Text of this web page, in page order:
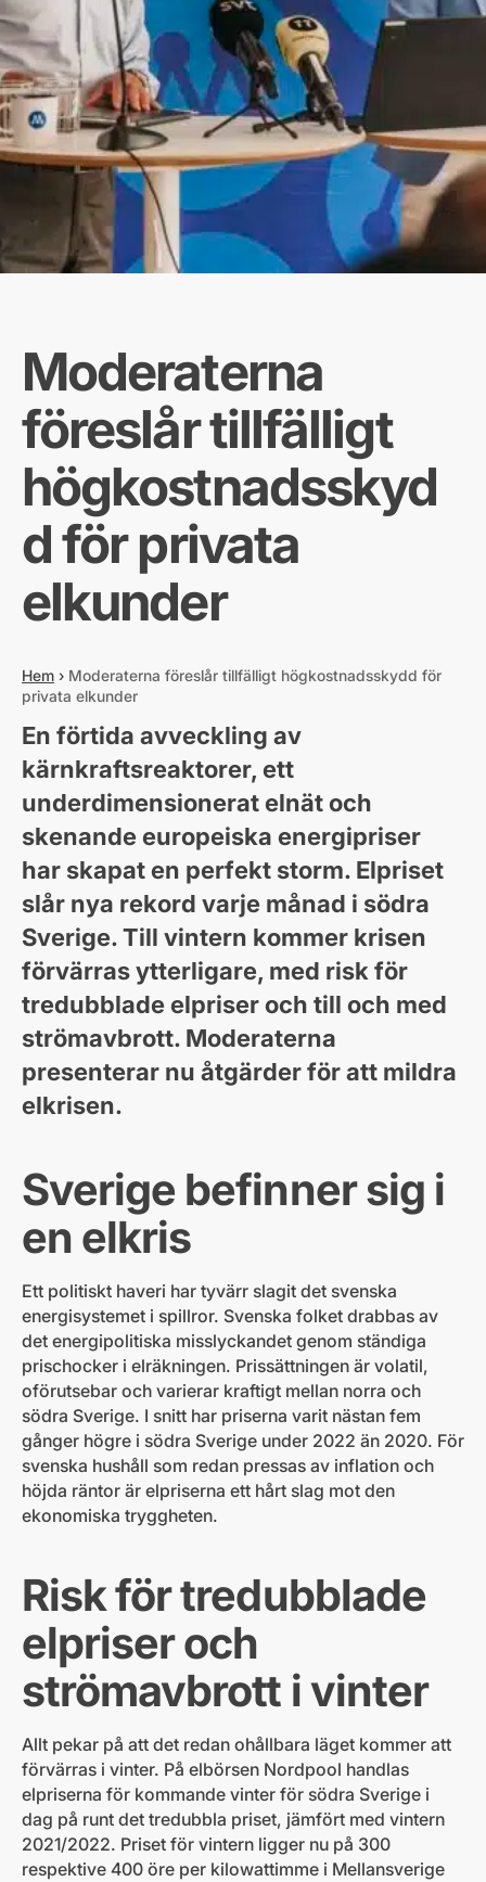
Moderaterna
föreslår tillfälligt
högkostnadsskyd
d för privata
elkunder
Hem › Moderaterna föreslår tillfälligt högkostnadsskydd för
privata elkunder
En förtida avveckling av
kärnkraftsreaktorer, ett
underdimensionerat elnät och
skenande europeiska energipriser
har skapat en perfekt storm. Elpriset
slår nya rekord varje månad i södra
Sverige. Till vintern kommer krisen
förvärras ytterligare, med risk för
tredubblade elpriser och till och med
strömavbrott. Moderaterna
presenterar nu åtgärder för att mildra
elkrisen.
Sverige befinner sig i
en elkris
Ett politiskt haveri har tyvärr slagit det svenska
energisystemet i spillror. Svenska folket drabbas av
det energipolitiska misslyckandet genom ständiga
prischocker i elräkningen. Prissättningen är volatil,
oförutsebar och varierar kraftigt mellan norra och
södra Sverige. I snitt har priserna varit nästan fem
gånger högre i södra Sverige under 2022 än 2020. För
svenska hushåll som redan pressas av inflation och
höjda räntor är elpriserna ett hårt slag mot den
ekonomiska tryggheten.
Risk för tredubblade
elpriser och
strömavbrott i vinter
Allt pekar på att det redan ohållbara läget kommer att
förvärras i vinter. På elbörsen Nordpool handlas
elpriserna för kommande vinter för södra Sverige i
dag på runt det tredubbla priset, jämfört med vintern
2021/2022. Priset för vintern ligger nu på 300
respektive 400 öre per kilowattimme i Mellansverige